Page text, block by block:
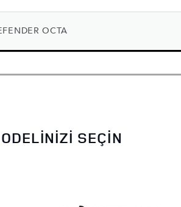
OCTA
SEÇIN